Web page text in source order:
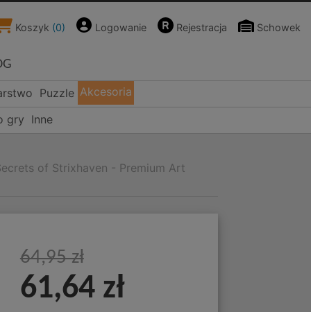
Koszyk (0) Logowanie Rejestracja Schowek
Puzzle Akcesoria
gry Inne
of Strixhaven - Premium Art
64,95 zł
61,64 zł